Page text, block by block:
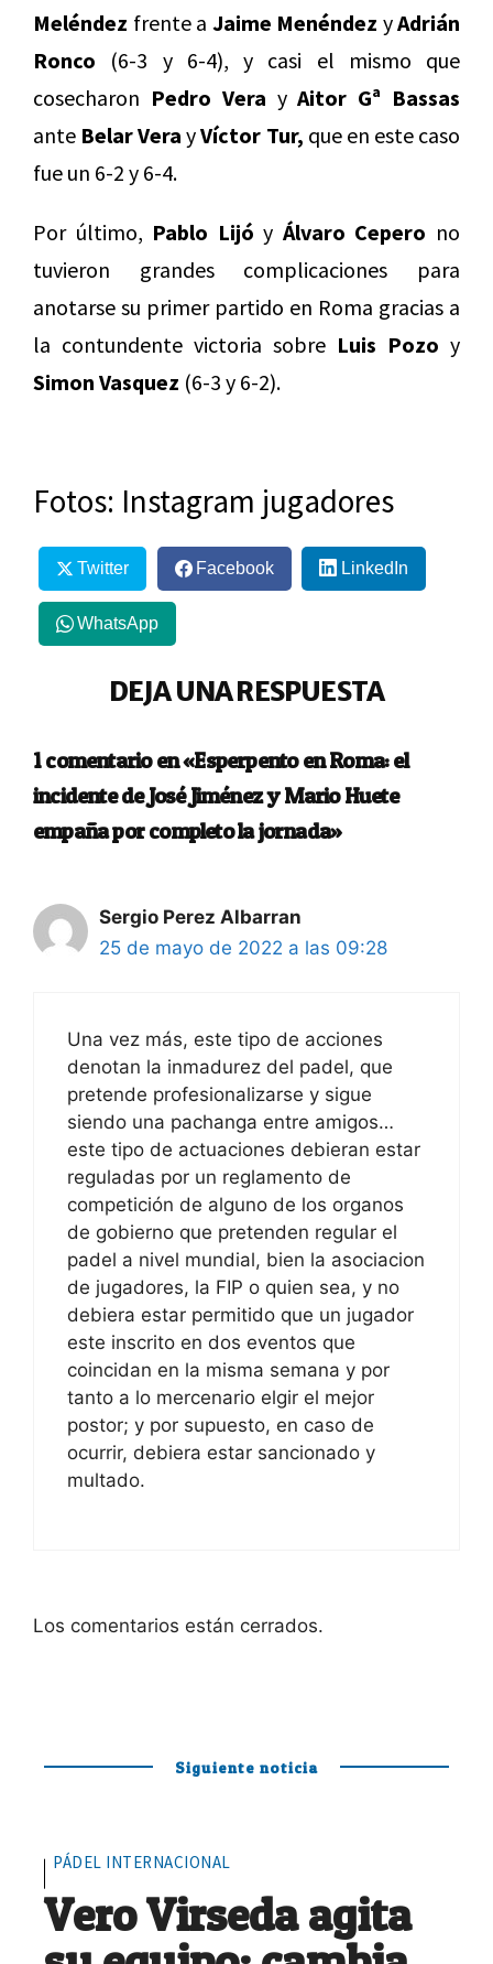
Meléndez frente a Jaime Menéndez yAdrián
Ronco (6-3 y 6-4), y casi el mismo que
cosecharon Pedro Vera yAitor Gª Bassas
ante Belar Vera yVíctor Tur, que en este caso
fue un 6-2 y 6-4.
Por último, Pablo Lijó y Álvaro Cepero no
tuvieron grandes complicaciones para
anotarse su primer partido en Roma gracias a
la contundente victoria sobre Luis Pozo y
Simon Vasquez (6-3 y 6-2).
Fotos: Instagram jugadores
Twitter Facebook LinkedIn
WhatsApp
DEJA UNA RESPUESTA
1 comentario en «Esperpento en Roma: el
incidente de José Jiménez y Mario Huete
empaña por completo la jornada»
Sergio Perez Albarran
25 de mayo de 2022 a las 09:28
Una vez más, este tipo de acciones
denotan la inmadurez del padel, que
pretende profesionalizarse y sigue
siendo una pachanga entre amigos…
este tipo de actuaciones debieran estar
reguladas por un reglamento de
competición de alguno de los organos
de gobierno que pretenden regular el
padel a nivel mundial, bien la asociacion
de jugadores, la FIP o quien sea, y no
debiera estar permitido que un jugador
este inscrito en dos eventos que
coincidan en la misma semana y por
tanto a lo mercenario elgir el mejor
postor; y por supuesto, en caso de
ocurrir, debiera estar sancionado y
multado.
Los comentarios están cerrados.
Siguiente noticia
PÁDEL INTERNACIONAL
Vero Virseda agita